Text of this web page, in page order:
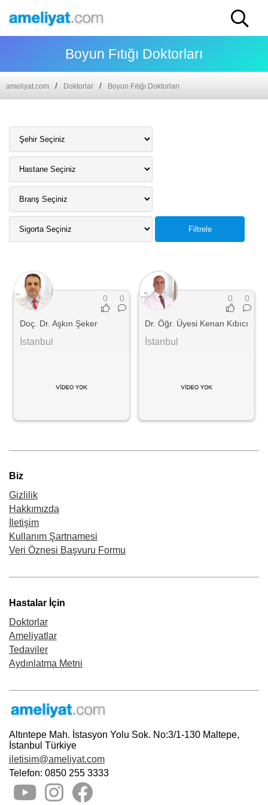
Boyun Fıtığı Doktorları
ameliyat.com Doktorlar Boyun Fıtığı Doktorları
Filtrele
0 0
Doç. Dr. Aşkın Şeker
İstanbul
0 0
Dr. Öğr. Üyesi Kenan Kıbıcı
İstanbul
Biz
Gizlilik
Hakkımızda
İletişim
Kullanım Şartnamesi
Veri Öznesi Başvuru Formu
Hastalar İçin
Doktorlar
Ameliyatlar
Tedaviler
Aydınlatma Metni
Altıntepe Mah. İstasyon Yolu Sok. No:3/1-130 Maltepe,
İstanbul Türkiye
iletisim@ameliyat.com
Telefon: 0850 255 3333